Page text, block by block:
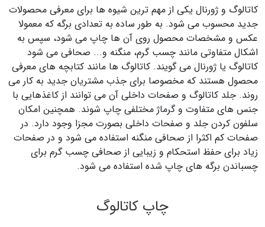
کاتالوگ و ژورنال یکی از مهم ترین شیوه ها برای معرفی محصولات
جدید محسوب می شود. به طور ساده به تعدادی برگه که معمولا
عکس و مشخصات محصول روی آن ها چاپ می شود، سپس به
اشکال متفاوتی مانند چسب گرم، منگنه و... صحافی می شود
کاتالوگ یا ژورنال می گویند. کاتالوگ ها مانند کتابچه های معرفی
محصول هستند که مخصوصا برای جذب مشتریان جدید به کار می
روند. جلد کاتالوگ و صفحات داخلی آن می توانند از کاغذهایی با
جنس های متفاوت و گرماژ مختلفی چاپ شوند. همچنین امکان
سلفون کردن جلد و صفحات داخلی بصورت مجزا وجود دارد. در
صفحات کم اکثرا از صحافی منگنه استفاده می شود و در صفحات
زیاد برای حفظ استحکام و زیبایی از صحافی چسب گرم برای
چسباندن برگه های چاپ شده استفاده می شود.
چاپ کاتالوگ